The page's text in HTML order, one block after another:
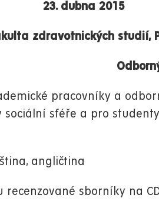
23. dubna 2015
zdravotnických studií,
Odborný
pracovníky a
sféře a pro
angličtina
sborníky na